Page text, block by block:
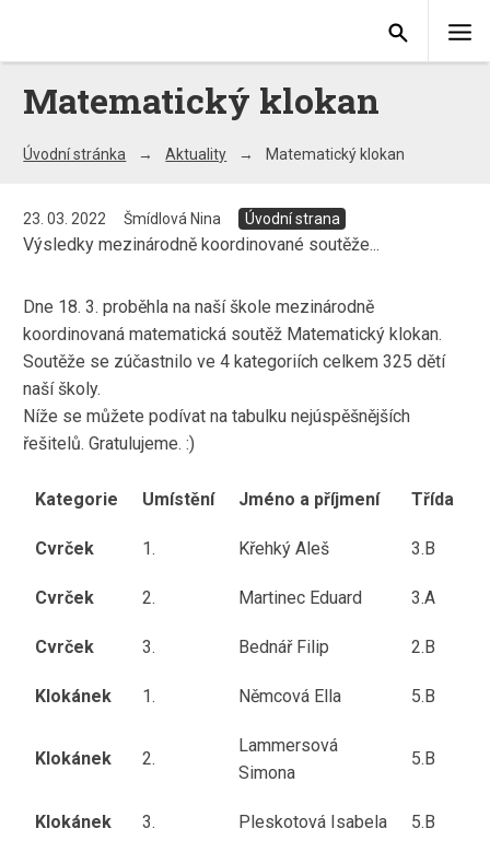
Matematický klokan
Úvodní stránka Aktuality Matematický klokan
23. 03. 2022 Šmídlová Nina Úvodní strana
Výsledky mezinárodně koordinované soutěže...
Dne 18. 3. proběhla na naší škole mezinárodně
koordinovaná matematická soutěž Matematický klokan.
Soutěže se zúčastnilo ve 4 kategoriích celkem 325 dětí
naší školy.
Níže se můžete podívat na tabulku nejúspěšnějších
řešitelů. Gratulujeme. :)
Kategorie Umístění Jméno a příjmení Třída
Cvrček 1. Křehký Aleš 3.B
Cvrček 2. Martinec Eduard 3.A
Cvrček 3. Bednář Filip 2.B
Klokánek 1. Němcová Ella 5.B
Klokánek 2.
Lammersová
Simona
5.B
Klokánek 3. Pleskotová Isabela 5.B